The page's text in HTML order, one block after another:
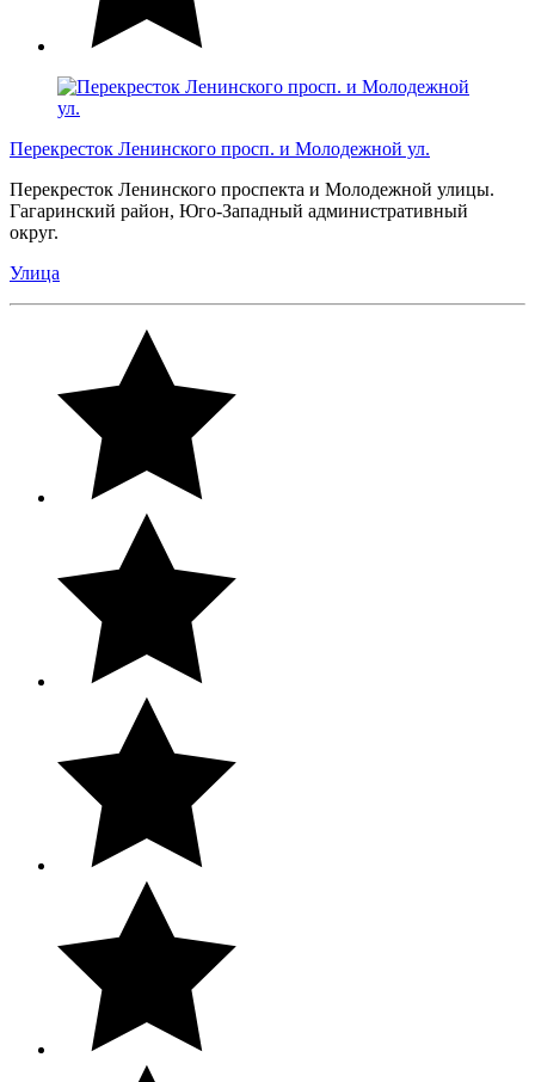
Перекресток Ленинского просп. и Молодежной ул.
Перекресток Ленинского проспекта и Молодежной улицы.
Гагаринский район, Юго-Западный административный
округ.
Улица